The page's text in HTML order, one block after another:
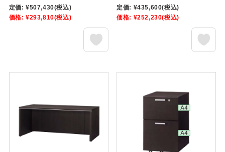
定価: ¥507,430(税込)
価格: ¥293,810(税込)
定価: ¥435,600(税込)
価格: ¥252,230(税込)